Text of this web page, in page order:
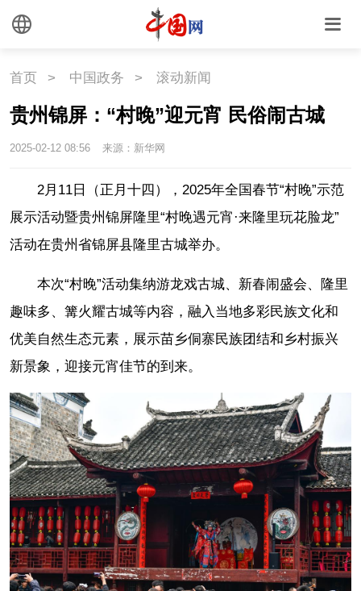
首页 > 中国政务 > 滚动新闻
贵州锦屏：“村晚”迎元宵 民俗闹古城
2025-02-12 08:56 来源：新华网
2月11日（正月十四）
，2025年全国春节“村晚”示范
展示活动暨贵州锦屏隆里“村晚遇元宵·来隆里玩花脸龙”
活动在贵州省锦屏县隆里古城举办。
本次“村晚”活动集纳游龙戏古城、新春闹盛会、隆里
趣味多、篝火耀古城等内容，融入当地多彩民族文化和
优美自然生态元素，展示苗乡侗寨民族团结和乡村振兴
新景象，迎接元宵佳节的到来。